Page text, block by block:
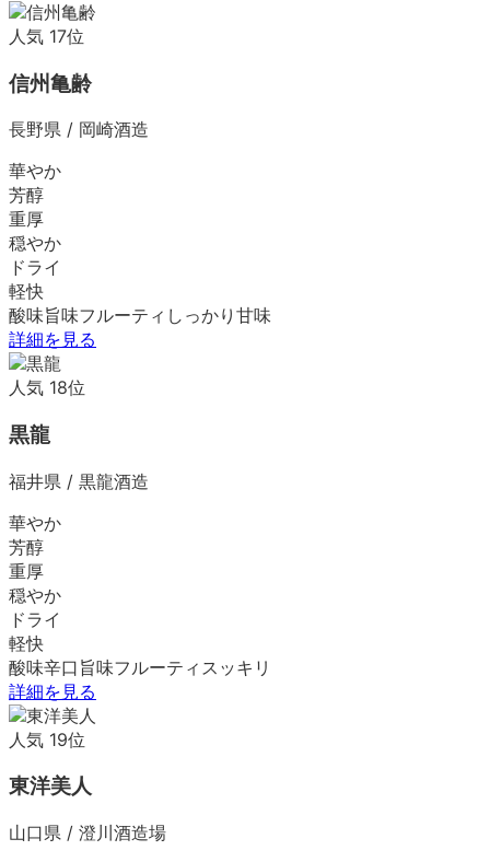
人気 17位
信州亀齢
長野県 / 岡崎酒造
華やか
芳醇
重厚
穏やか
ドライ
軽快
酸味旨味フルーティ しっかり 甘味
詳細を見る
人気 18位
黒龍
福井県 / 黒龍酒造
華やか
芳醇
重厚
穏やか
ドライ
軽快
酸味辛口 旨味フルーティ スッキリ
詳細を見る
人気 19位
東洋美人
山口県 / 澄川酒造場